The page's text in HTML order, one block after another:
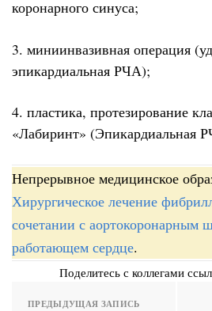
коронарного синуса;
3. миниинвазивная операция
эпикардиальная РЧА);
4. пластика, протезирование
«Лабиринт» (Эпикардиальная
Непрерывное медицинское
Хирургическое лечение
сочетании с аортокоронарным
работающем сердце.
Поделитесь с коллегами
ПРЕДЫДУЩАЯ ЗАПИСЬ